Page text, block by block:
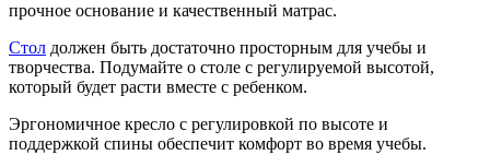
прочное основание и качественный матрас.
Стол должен быть достаточно просторным для учебы и
творчества. Подумайте о столе с регулируемой высотой,
который будет расти вместе с ребенком.
Эргономичное кресло с регулировкой по высоте и
поддержкой спины обеспечит комфорт во время учебы.